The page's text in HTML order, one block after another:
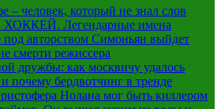
– человек, который не знал слов
ХОККЕЙ. Легендарные имена
под авторством Симоньян выйдет
смерти режиссера
дружбы: как москвичу удалось
почему бердвотчинг в тренде
Нолана мог быть киллером